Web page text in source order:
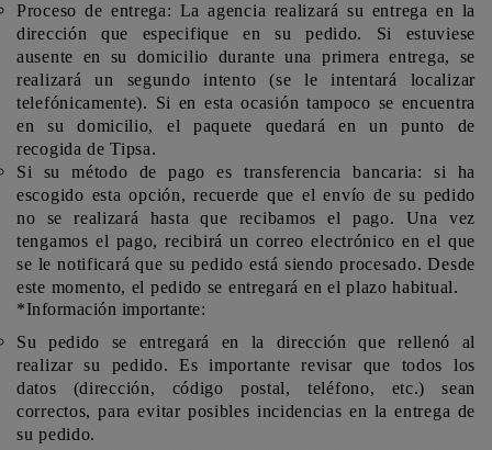
Mas
Categorias
Proceso de entrega: La agencia realizará su entrega en la
dirección que especifique en su pedido. Si estuviese
ausente en su domicilio durante una primera entrega, se
realizará un segundo intento (se le intentará localizar
telefónicamente). Si en esta ocasión tampoco se encuentra
en su domicilio, el paquete quedará en un punto de
recogida de Tipsa.
Si sumétodo de pago es transferencia bancaria: si ha
escogido esta opción, recuerde queel envío de su pedido
no se realizará hasta que recibamos el pago. Una vez
tengamos el pago, recibirá un correo electrónico en el que
se le notificará que su pedido está siendo procesado. Desde
este momento, el pedido se entregará en el plazo habitual.
*Información importante:
Su pedido se entregará en la dirección que rellenó al
realizar su pedido. Es importante revisar que todos los
datos (dirección, código postal, teléfono, etc.) sean
correctos, para evitar posibles incidencias en la entrega de
su pedido.